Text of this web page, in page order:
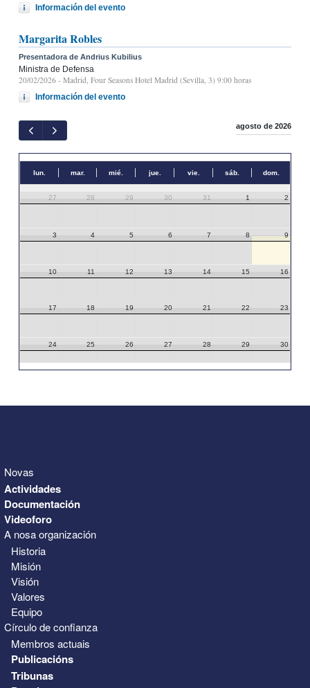
Información del evento
Margarita Robles
Presentadora de Andrius Kubilius
Ministra de Defensa
20/02/2026 - Madrid, Four Seasons Hotel Madrid (Sevilla, 3) 9:00 horas
Información del evento
agosto de 2026
lun. mar. mié. jue. vie. sáb. dom.
27 28 29 30 31 1 2
3 4 5 6 7 8 9
10 11 12 13 14 15 16
17 18 19 20 21 22 23
24 25 26 27 28 29 30
Novas
Actividades
Documentación
Videoforo
A nosa organización
Historia
Misión
Visión
Valores
Equipo
Círculo de confianza
Membros actuais
Publicacións
Tribunas